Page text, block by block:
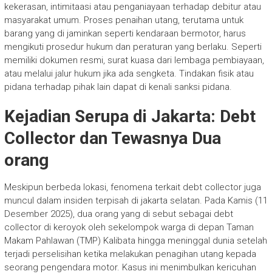
kekerasan, intimitaasi atau penganiayaan terhadap debitur atau
masyarakat umum. Proses penaihan utang, terutama untuk
barang yang di jaminkan seperti kendaraan bermotor, harus
mengikuti prosedur hukum dan peraturan yang berlaku. Seperti
memiliki dokumen resmi, surat kuasa dari lembaga pembiayaan,
atau melalui jalur hukum jika ada sengketa. Tindakan fisik atau
pidana terhadap pihak lain dapat di kenali sanksi pidana.
Kejadian Serupa di Jakarta: Debt
Collector dan Tewasnya Dua
orang
Meskipun berbeda lokasi, fenomena terkait debt collector juga
muncul dalam insiden terpisah di jakarta selatan. Pada Kamis (11
Desember 2025), dua orang yang di sebut sebagai debt
collector di keroyok oleh sekelompok warga di depan Taman
Makam Pahlawan (TMP) Kalibata hingga meninggal dunia setelah
terjadi perselisihan ketika melakukan penagihan utang kepada
seorang pengendara motor. Kasus ini menimbulkan kericuhan